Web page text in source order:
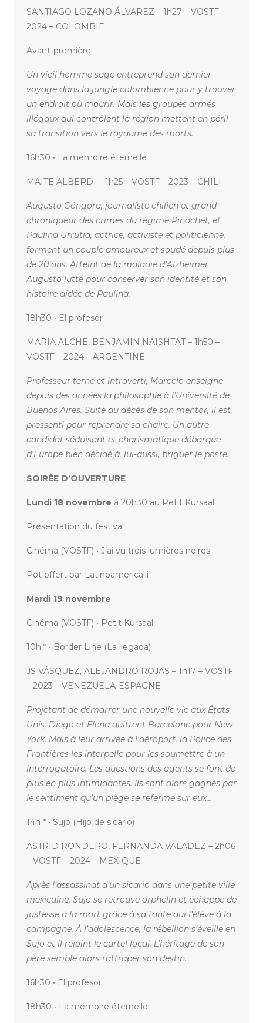
SANTIAGO LOZANO ÁLVAREZ – 1h27 – VOSTF –
2024 – COLOMBIE
Avant-première
Un vieil homme sage entreprend son dernier
voyage dans la jungle colombienne pour y trouver
un endroit où mourir. Mais les groupes armés
illégaux qui contrôlent la région mettent en péril
sa transition vers le royaume des morts.
16h30 • La mémoire éternelle
MAITE ALBERDI – 1h25 – VOSTF – 2023 – CHILI
Augusto Góngora, journaliste chilien et grand
chroniqueur des crimes du régime Pinochet, et
Paulina Urrutia, actrice, activiste et politicienne,
forment un couple amoureux et soudé depuis plus
de 20 ans. Atteint de la maladie d’Alzheimer
Augusto lutte pour conserver son identité et son
histoire aidée de Paulina.
18h30 • El profesor
MARIA ALCHE, BENJAMIN NAISHTAT – 1h50 –
VOSTF – 2024 – ARGENTINE
Professeur terne et introverti, Marcelo enseigne
depuis des années la philosophie à l’Université de
Buenos Aires. Suite au décès de son mentor, il est
pressenti pour reprendre sa chaire. Un autre
candidat séduisant et charismatique débarque
d’Europe bien décidé à, lui-aussi, briguer le poste.
SOIRÉE D’OUVERTURE
Lundi 18 novembre à 20h30 au Petit Kursaal
Présentation du festival
Cinéma (VOSTF) • J’ai vu trois lumières noires
Pot offert par Latinoamericalli
Mardi 19 novembre
Cinéma (VOSTF) • Petit Kursaal
10h * • Border Line (La llegada)
JS VÁSQUEZ, ALEJANDRO ROJAS – 1h17 – VOSTF
– 2023 – VENEZUELA-ESPAGNE
Projetant de démarrer une nouvelle vie aux États-
Unis, Diego et Elena quittent Barcelone pour New-
York. Mais à leur arrivée à l’aéroport, la Police des
Frontières les interpelle pour les soumettre à un
interrogatoire. Les questions des agents se font de
plus en plus intimidantes. Ils sont alors gagnés par
le sentiment qu’un piège se referme sur eux…
14h * • Sujo (Hijo de sicario)
ASTRID RONDERO, FERNANDA VALADEZ – 2h06
– VOSTF – 2024 – MEXIQUE
Après l’assassinat d’un sicario dans une petite ville
mexicaine, Sujo se retrouve orphelin et échappe de
justesse à la mort grâce à sa tante qui l’élève à la
campagne. À l’adolescence, la rébellion s’éveille en
Sujo et il rejoint le cartel local. L’héritage de son
père semble alors rattraper son destin.
16h30 • El profesor
18h30 • La mémoire éternelle